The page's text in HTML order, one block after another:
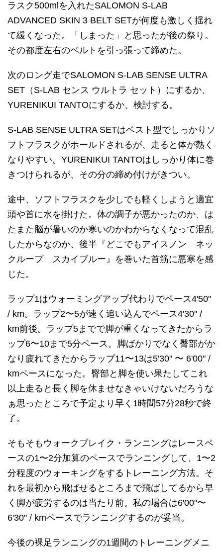
ラスク500mlを入れたSALOMON S-LAB
ADVANCED SKIN 3 BELT SETが何度も激しく揺れ
て緩くなった。「しまった」と思ったが後の祭り。
その都度左右のベルトを引っ張って締めた。
次のロング走でSALOMON S-LAB SENSE ULTRA
SET（S-LAB センス ウルトラ セット）にするか、
YURENIKUI TANTOにするか、検討する。
S-LAB SENSE ULTRA SETはベスト型でしっかりソ
フトフラスクがホールドされるが、走ると体が熱く
なりやすい。YURENIKUI TANTOはしっかり体に巻
きつけられるが、その分の締め付けがきつい。
途中、ソフトフラスクを少しでも軽くしようと適宜
頭や首に水を掛けた。体の調子が悪かったのか、は
たまた脳が暑いのか寒いのかわからなくなって混乱
したからなのか、後半『どこでもアイスノン ネッ
クループ スカイブルー』を巻いた首筋に悪寒を感
じた。
ラップ1はウォーミングアップ代わりでペース4'50"
/ km。ラップ2〜5が速く追い込んでペース4'30" /
km前後。ラップ5までで脚が重くなってきたからラ
ップ6〜10まで5分ペース。脚ばかりでなく臀部がか
なり疲れてきたからラップ11〜13は5'30" 〜 6'00" /
kmペースになった。臀部と脚を使い果たしてこれ
以上走ると長く脚を休ませなきゃいけないだろうな
ぁ思ったところで予定より早く1時間57分28秒で終
了。
そもそもウォークブレイク・ランニングはレースペ
ースの1〜2分加算のペースでランニングして、1〜2
分程度のウォーキングをするトレーニング方法。そ
れを最初から飛ばせるところまで飛ばしてるから早
く脚が疲労するのは当たり前。私の場合は6'00"〜
6'30" / kmペースでランニングするのが妥当。
今後の裸足ランニングの1週間のトレーニングメニ